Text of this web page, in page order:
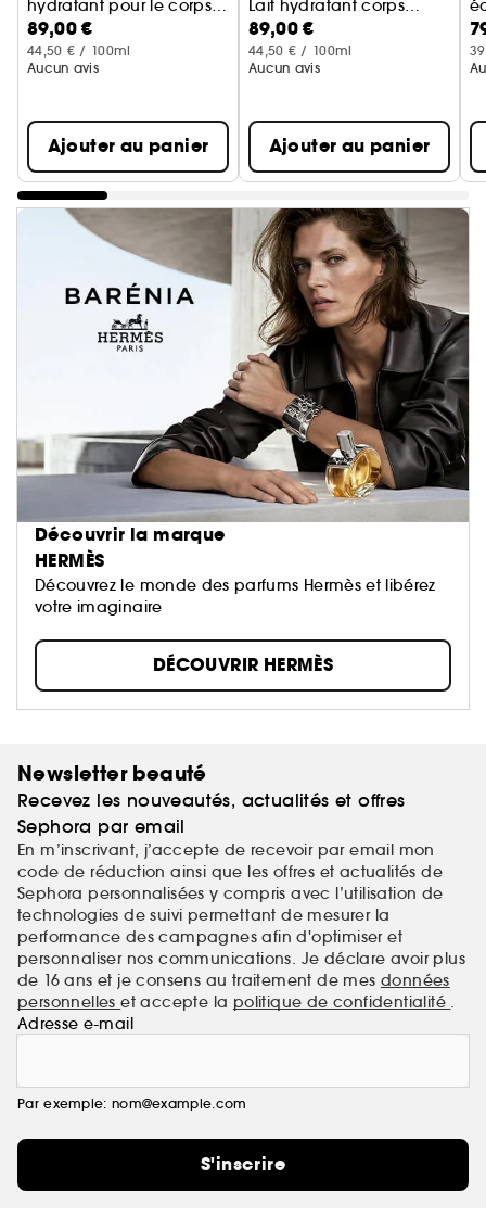
hydratant pour le corps
Flacon 200ml
89,00 €
44,50 € / 100ml
Aucun avis
Ajouter au panier
Lait hydratant corps
Flacon 200ml
89,00 €
44,50 € / 100ml
Aucun avis
Ajouter au panier
Découvrir la marque
HERMÈS
Découvrez le monde des parfums Hermès et libérez
votre imaginaire
DÉCOUVRIR HERMÈS
Newsletter beauté
Recevez les nouveautés, actualités et offres
Sephora par email
En m’inscrivant, j’accepte de recevoir par email mon
code de réduction ainsi que les offres et actualités de
Sephora personnalisées y compris avec l’utilisation de
technologies de suivi permettant de mesurer la
performance des campagnes afin d'optimiser et
personnaliser nos communications. Je déclare avoir plus
de 16 ans et je consens au traitement de mes données
personnelleset accepte la politique de confidentialité
Adresse e-mail
Par exemple: nom@example.com
S'inscrire